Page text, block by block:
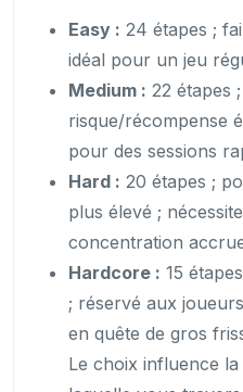
Easy : 24 étapes ;
idéal pour un jeu
Medium : 22 étapes ;
risque/récompense
pour des sessions
Hard : 20 étapes ;
plus élevé ;
concentration
Hardcore : 15
; réservé aux
en quête de gros
Le choix influence